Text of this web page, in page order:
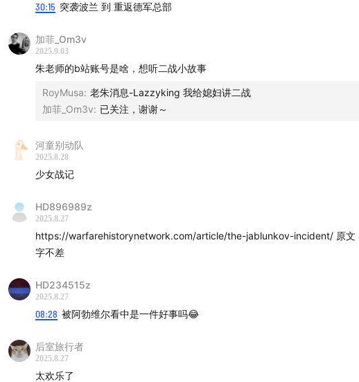
30:15 突袭波兰 到 重返德军总部
加菲_Om3v
2025.9.03
朱老师的b站账号是啥，想听二战小故事
RoyMusa: 老朱消息-Lazzyking 我给媳妇讲二战
加菲_Om3v: 已关注，谢谢～
河童别动队
2025.8.28
少女战记
HD896989z
2025.8.27
https://warfarehistorynetwork.com/article/the-jablunkov-incident/ 原文
字不差
HD234515z
2025.8.27
08:28 被阿勃维尔看中是一件好事吗😂
后室旅行者
2025.8.27
太欢乐了